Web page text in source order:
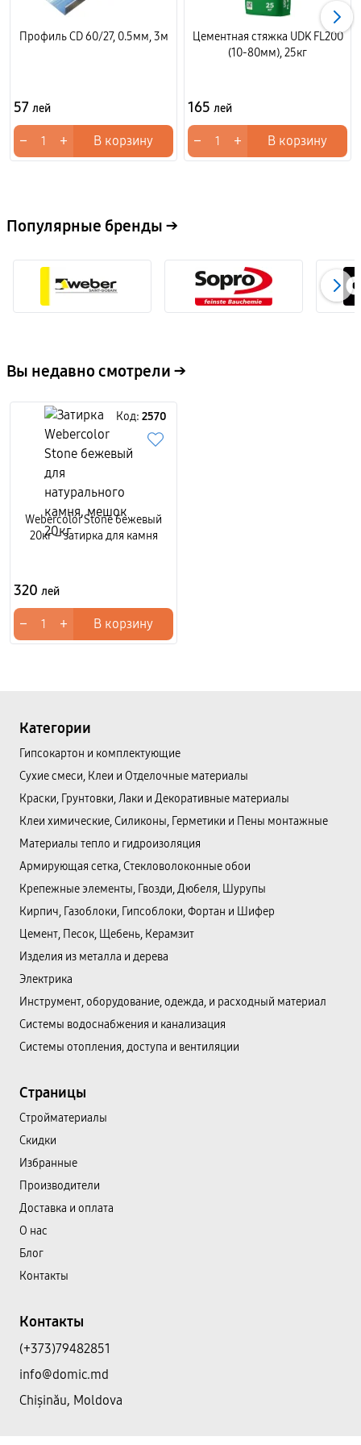
Профиль CD 60/27, 0.5мм, 3м
57 лей
− + В корзину
Цементная стяжка UDK FL200
(10-80мм), 25кг
165 лей
− + В корзину
Популярные бренды →
Вы недавно смотрели →
Код: 2570
Webercolor Stone бежевый
20кг – затирка для камня
320 лей
− + В корзину
Категории
Гипсокартон и комплектующие
Сухие смеси, Клеи и Отделочные материалы
Краски, Грунтовки, Лаки и Декоративные материалы
Клеи химические, Силиконы, Герметики и Пены монтажные
Материалы тепло и гидроизоляция
Армирующая сетка, Стекловолоконные обои
Крепежные элементы, Гвозди, Дюбеля, Шурупы
Кирпич, Газоблоки, Гипсоблоки, Фортан и Шифер
Цемент, Песок, Щебень, Керамзит
Изделия из металла и дерева
Электрика
Инструмент, оборудование, одежда, и расходный материал
Системы водоснабжения и канализация
Системы отопления, доступа и вентиляции
Страницы
Cтройматериалы
Скидки
Избранные
Производители
Доставка и оплата
О нас
Блог
Контакты
Контакты
(+373)79482851
info@domic.md
Chișinău, Moldova